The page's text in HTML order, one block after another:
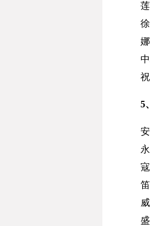
娜
5
笛
威
盛